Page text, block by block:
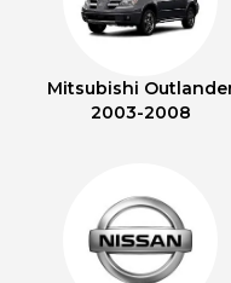
Mitsubishi
2003-2008